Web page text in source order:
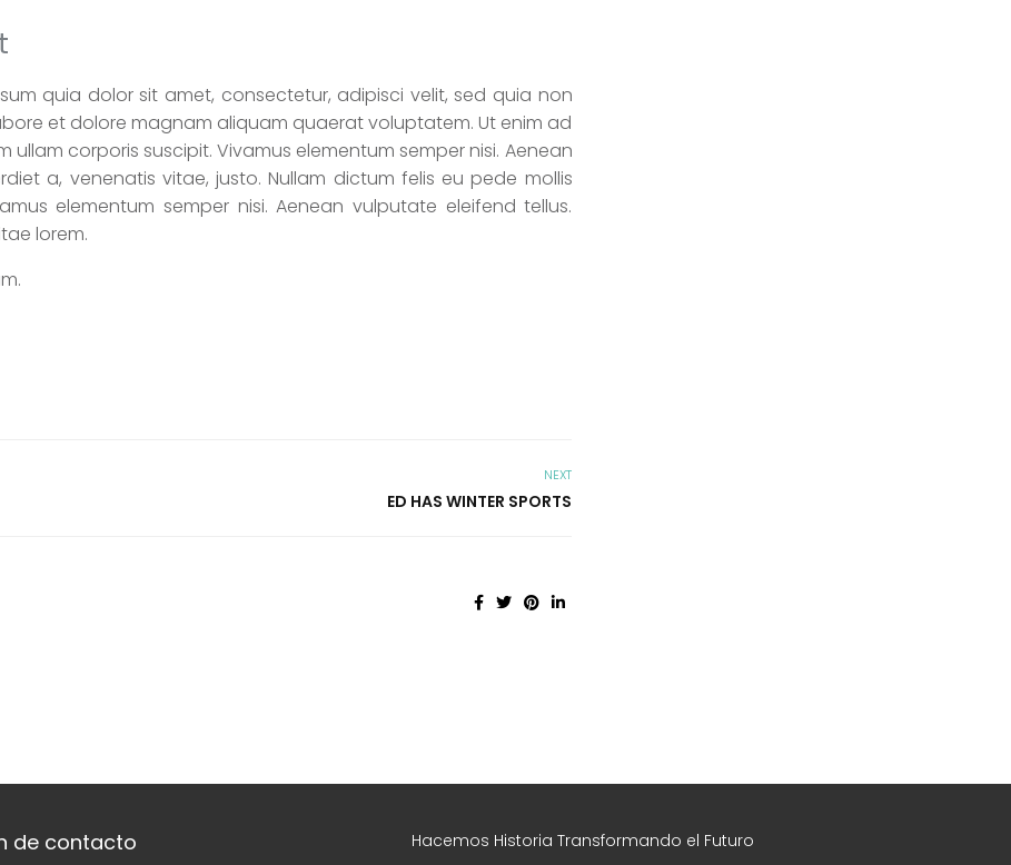
quia dolor sit amet, consectetur, adipisci velit, sed quia non
et dolore magnam aliquam quaerat voluptatem. Ut enim ad
corporis suscipit. Vivamus elementum semper nisi. Aenean
a, venenatis vitae, justo. Nullam dictum felis eu pede mollis
elementum semper nisi. Aenean vulputate eleifend tellus.
lorem.
NEXT
ED HAS WINTER SPORTS
de contacto Hacemos Historia Transformando el Futuro